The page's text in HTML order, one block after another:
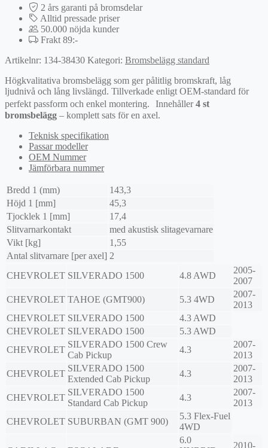
2 års garanti på bromsdelar
Alltid pressade priser
50.000 nöjda kunder
Frakt 89:-
Artikelnr: 134-38430 Kategori: Bromsbelägg standard
Högkvalitativa bromsbelägg som ger pålitlig bromskraft, låg
ljudnivå och lång livslängd. Tillverkade enligt OEM-standard för
perfekt passform och enkel montering. Innehåller4 st
bromsbelägg – komplett sats för en axel.
Teknisk specifikation
Passar modeller
OEM Nummer
Jämförbara nummer
Bredd 1 (mm)
143,3
Höjd 1 [mm]
45,3
Tjocklek 1 [mm]
17,4
Slitvarnarkontakt
med akustisk slitagevarnare
Vikt [kg]
1,55
Antal slitvarnare [per axel] 2
CHEVROLET SILVERADO 1500 4.8 AWD
2005-
2007
CHEVROLET TAHOE (GMT900) 5.3 4WD
2007-
2013
CHEVROLET SILVERADO 1500
4.3 AWD
CHEVROLET SILVERADO 1500
5.3 AWD
CHEVROLET
SILVERADO 1500 Crew
Cab Pickup
4.3
2007-
2013
CHEVROLET
SILVERADO 1500
Extended Cab Pickup
4.3
2007-
2013
CHEVROLET
SILVERADO 1500
Standard Cab Pickup
4.3
2007-
2013
CHEVROLET SUBURBAN (GMT 900)
5.3 Flex-Fuel
4WD
6.0
2010-